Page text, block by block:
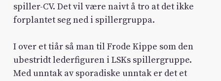
spiller-CV. Det vil være naivt å tro at det ikke
forplantet seg ned i spillergruppa.
I over et tiår så man til Frode Kippe som den
ubestridt lederfiguren i LSKs spillergruppe.
Med unntak av sporadiske unntak er det et